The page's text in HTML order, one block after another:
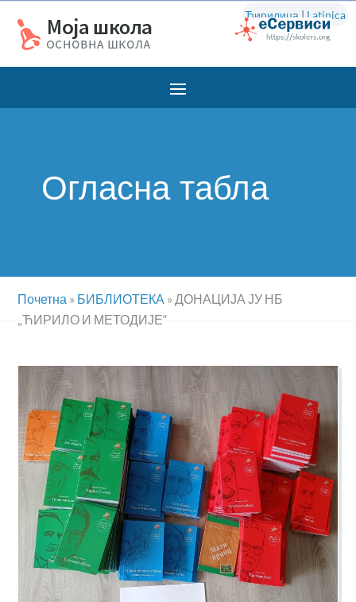
Ћирилица | Latinica
Огласна табла
Почетна » БИБЛИОТЕКА »ДОНАЦИЈА ЈУ НБ
„ЋИРИЛО И МЕТОДИЈЕ“